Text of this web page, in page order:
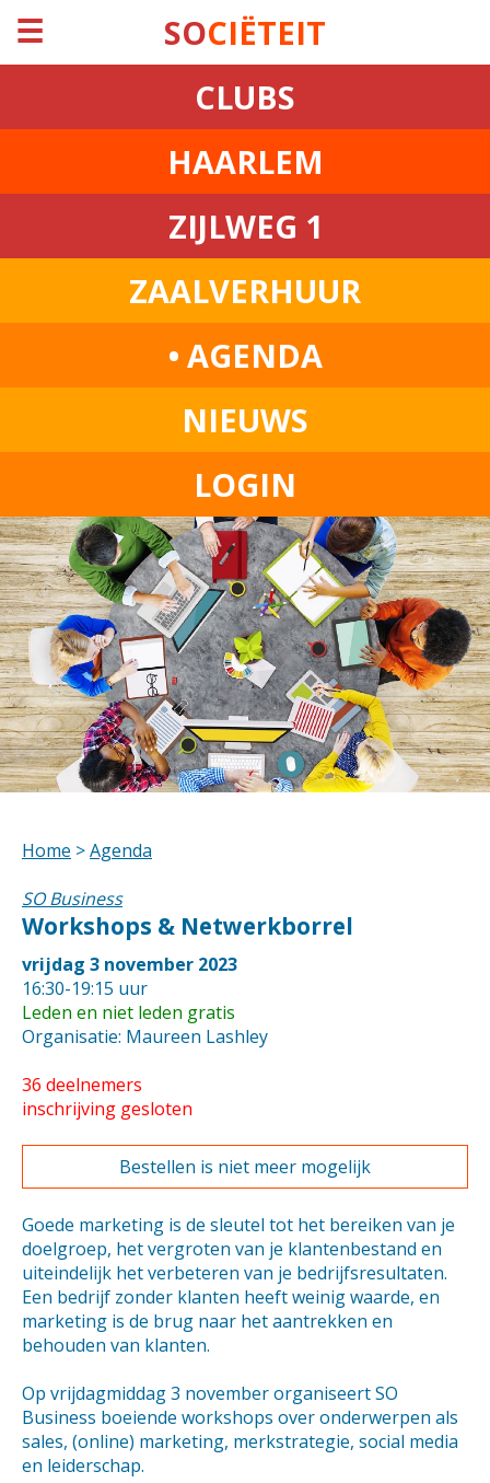
☰ SOCIËTEIT
CLUBS
HAARLEM
ZIJLWEG 1
ZAALVERHUUR
• AGENDA
NIEUWS
LOGIN
Home >Agenda
SO Business
Workshops & Netwerkborrel
vrijdag 3 november 2023
16:30-19:15 uur
Leden en niet leden gratis
Organisatie: Maureen Lashley
36 deelnemers
inschrijving gesloten
Bestellen is niet meer mogelijk
Goede marketing is de sleutel tot het bereiken van je
doelgroep, het vergroten van je klantenbestand en
uiteindelijk het verbeteren van je bedrijfsresultaten.
Een bedrijf zonder klanten heeft weinig waarde, en
marketing is de brug naar het aantrekken en
behouden van klanten.
Op vrijdagmiddag 3 november organiseert SO
Business boeiende workshops over onderwerpen als
sales, (online) marketing, merkstrategie, social media
en leiderschap.